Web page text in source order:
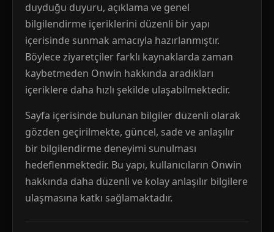
duyduğu duyuru, açıklama ve genel
bilgilendirme içeriklerini düzenli bir yapı
içerisinde sunmak amacıyla hazırlanmıştır.
Böylece ziyaretçiler farklı kaynaklarda zaman
kaybetmeden Onwin hakkında aradıkları
içeriklere daha hızlı şekilde ulaşabilmektedir.
Sayfa içerisinde bulunan bilgiler düzenli olarak
gözden geçirilmekte, güncel, sade ve anlaşılır
bir bilgilendirme deneyimi sunulması
hedeflenmektedir. Bu yapı, kullanıcıların Onwin
hakkında daha düzenli ve kolay anlaşılır bilgilere
ulaşmasına katkı sağlamaktadır.